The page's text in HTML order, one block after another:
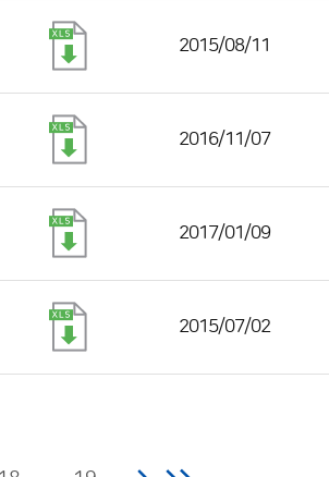
2015/08/11
2016/11/07
2017/01/09
2015/07/02